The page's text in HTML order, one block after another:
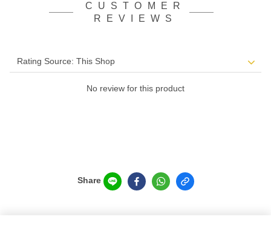
CUSTOMER
REVIEWS
No review for this product
Share